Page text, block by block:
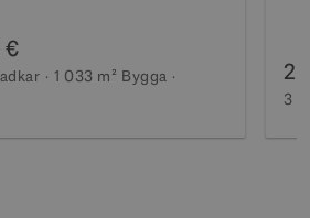
€
1 033 m² Bygga
2
3